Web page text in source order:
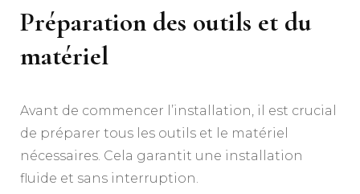
Préparation des outils et du
matériel
Avant de commencer l’installation, il est crucial
de préparer tous les outils et le matériel
nécessaires. Cela garantit une installation
fluide et sans interruption.